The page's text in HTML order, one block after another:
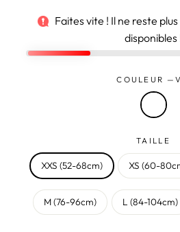
Faites vite ! Il ne reste plus
disponibles
COULEUR —
TAILLE
XXS (52-68cm) XS (60-
M (76-96cm) L (84-104cm)